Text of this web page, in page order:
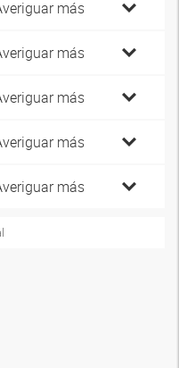
más
más
más
más
más